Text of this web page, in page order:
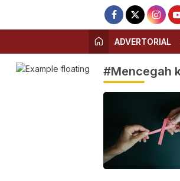
ADVERTORIAL
#Mencegah